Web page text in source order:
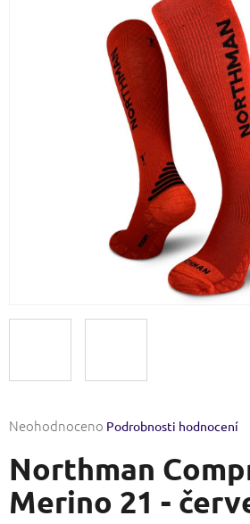
Průměrné
produktu
je
0,0
z
Neohodnoceno Podrobnosti hodnocení
Northman
Merino 21 -